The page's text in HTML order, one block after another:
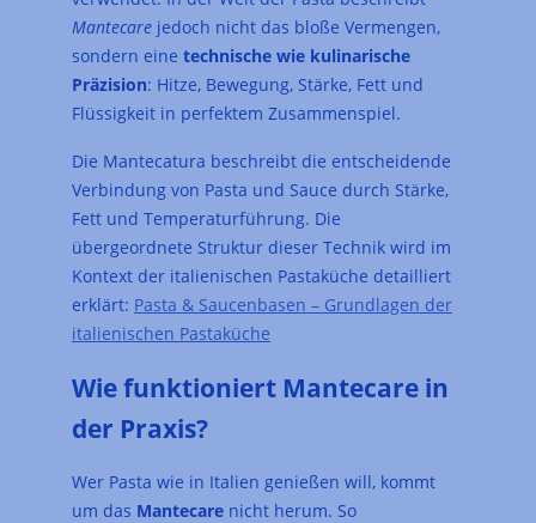
Mantecare jedoch nicht das bloße Vermengen,
sondern eine technische wie kulinarische
Präzision: Hitze, Bewegung, Stärke, Fett und
Flüssigkeit in perfektem Zusammenspiel.
Die Mantecatura beschreibt die entscheidende
Verbindung von Pasta und Sauce durch Stärke,
Fett und Temperaturführung. Die
übergeordnete Struktur dieser Technik wird im
Kontext der italienischen Pastaküche detailliert
erklärt: Pasta & Saucenbasen – Grundlagen der
italienischen Pastaküche
Wie funktioniert Mantecare in
der Praxis?
Wer Pasta wie in Italien genießen will, kommt
um das Mantecare nicht herum. So